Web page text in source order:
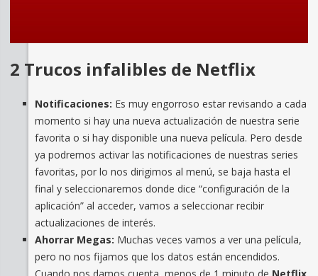
2 Trucos infalibles de Netflix
Notificaciones: Es muy engorroso estar revisando a cada
momento si hay una nueva actualización de nuestra serie
favorita o si hay disponible una nueva película. Pero desde
ya podremos activar las notificaciones de nuestras series
favoritas, por lo nos dirigimos al menú, se baja hasta el
final y seleccionaremos donde dice “configuración de la
aplicación” al acceder, vamos a seleccionar recibir
actualizaciones de interés.
Ahorrar Megas: Muchas veces vamos a ver una película,
pero no nos fijamos que los datos están encendidos.
Cuando nos damos cuenta, menos de 1 minuto de Netflix